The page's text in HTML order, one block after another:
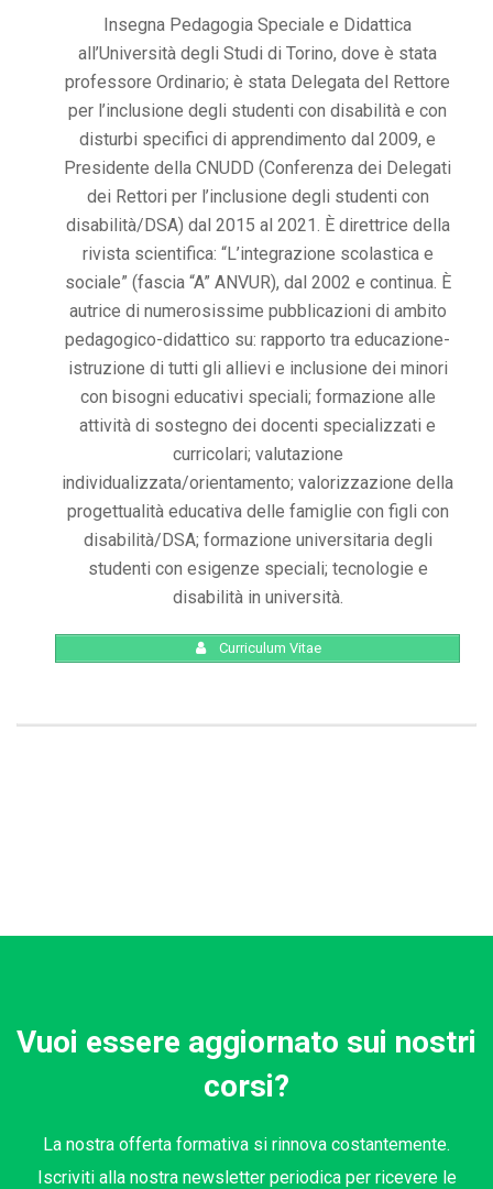
Insegna Pedagogia Speciale e Didattica
all’Università degli Studi di Torino, dove è stata
professore Ordinario; è stata Delegata del Rettore
per l’inclusione degli studenti con disabilità e con
disturbi specifici di apprendimento dal 2009, e
Presidente della CNUDD (Conferenza dei Delegati
dei Rettori per l’inclusione degli studenti con
disabilità/DSA) dal 2015 al 2021. È direttrice della
rivista scientifica: “L’integrazione scolastica e
sociale” (fascia “A” ANVUR), dal 2002 e continua. È
autrice di numerosissime pubblicazioni di ambito
pedagogico-didattico su: rapporto tra educazione-
istruzione di tutti gli allievi e inclusione dei minori
con bisogni educativi speciali; formazione alle
attività di sostegno dei docenti specializzati e
curricolari; valutazione
individualizzata/orientamento; valorizzazione della
progettualità educativa delle famiglie con figli con
disabilità/DSA; formazione universitaria degli
studenti con esigenze speciali; tecnologie e
disabilità in università.
Curriculum Vitae
Vuoi essere aggiornato sui nostri
corsi?
La nostra offerta formativa si rinnova costantemente.
Iscriviti alla nostra newsletter periodica per ricevere le